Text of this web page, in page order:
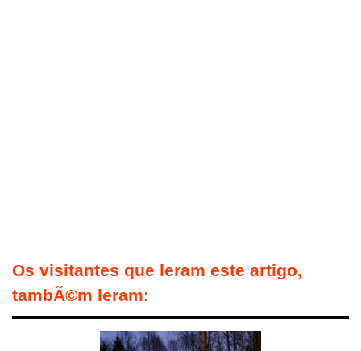
Os visitantes que leram este artigo,
tambÃ©m leram: